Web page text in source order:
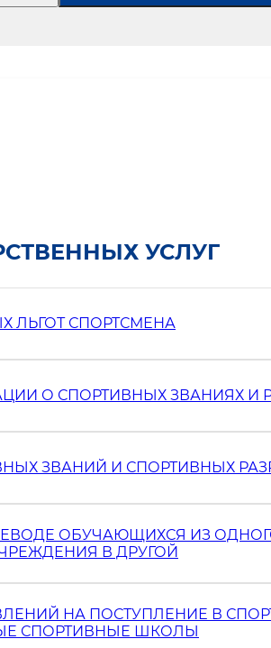
УСЛУГ
ЛЬГОТ СПОРТСМЕНА
О СПОРТИВНЫХ ЗВАНИЯХ И
ЗВАНИЙ И СПОРТИВНЫХ
ОБУЧАЮЩИХСЯ ИЗ
В ДРУГОЙ
НА ПОСТУПЛЕНИЕ В
СПОРТИВНЫЕ ШКОЛЫ